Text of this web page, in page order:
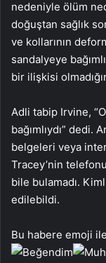
nedeniyle ölüm
doğuştan sağlık
ve kollarının
sandalyeye
bir ilişkisi
Adli tabip Irvine,
bağımlıydı” dedi.
belgeleri veya
Tracey’nin
bile bulamadı.
edilebildi.
Bu habere emoji